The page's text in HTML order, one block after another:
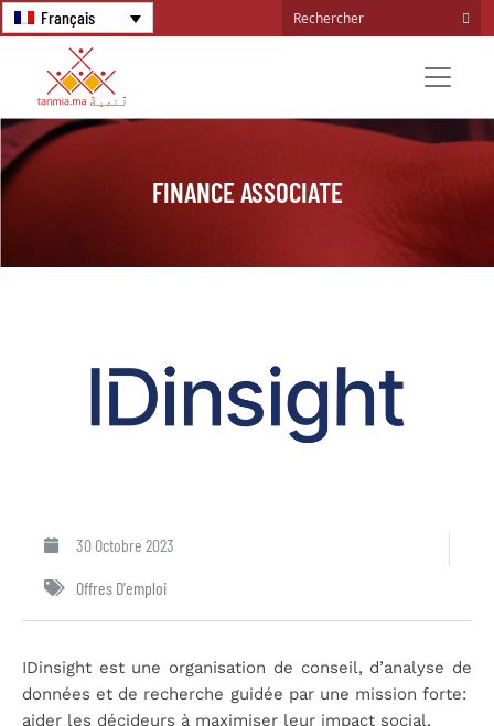
Français
FINANCE ASSOCIATE
30 Octobre 2023
Offres D'emploi
IDinsight est une organisation de conseil, d’analyse de
données et de recherche guidée par une mission forte:
aider les décideurs à maximiser leur impact social.